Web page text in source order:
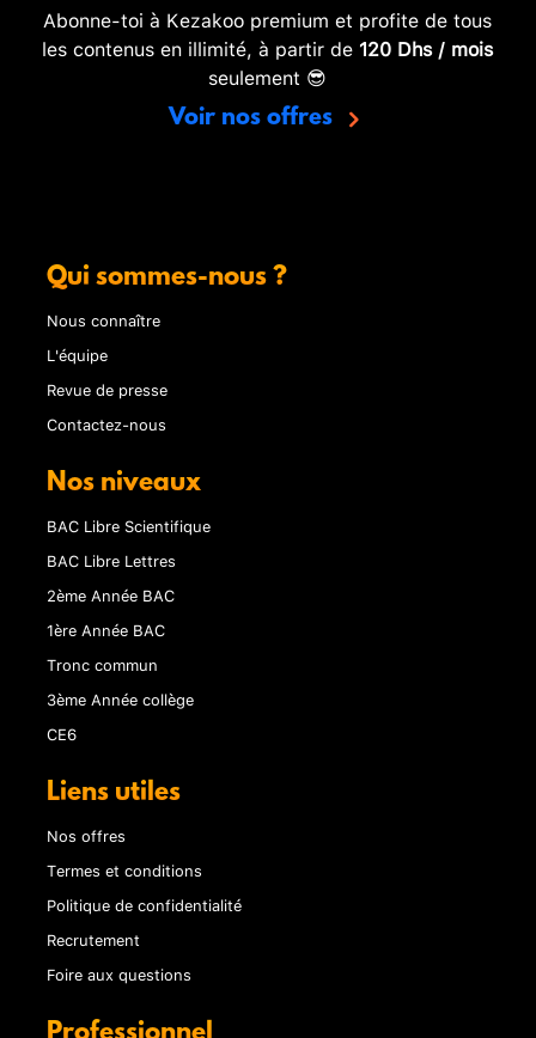
Abonne-toi à Kezakoo premium et profite de tous
les contenus en illimité, à partir de 120 Dhs / mois
seulement 😎
Voir nos offres
Qui sommes-nous ?
Nous connaître
L'équipe
Revue de presse
Contactez-nous
Nos niveaux
BAC Libre Scientifique
BAC Libre Lettres
2ème Année BAC
1ère Année BAC
Tronc commun
3ème Année collège
CE6
Liens utiles
Nos offres
Termes et conditions
Politique de confidentialité
Recrutement
Foire aux questions